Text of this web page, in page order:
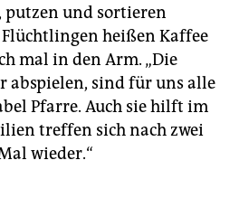
putzen und sortieren
Flüchtlingen heißen Kaffee
mal in den Arm. „Die
abspielen, sind für uns alle
Pfarre. Auch sie hilft im
treffen sich nach zwei
wieder.“